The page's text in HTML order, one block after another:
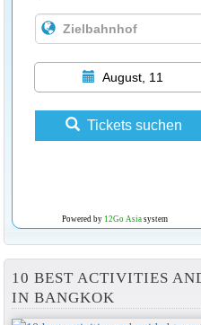
August, 11
Tickets suchen
Powered by 12Go Asiasystem
10 BEST ACTIVITIES
IN BANGKOK